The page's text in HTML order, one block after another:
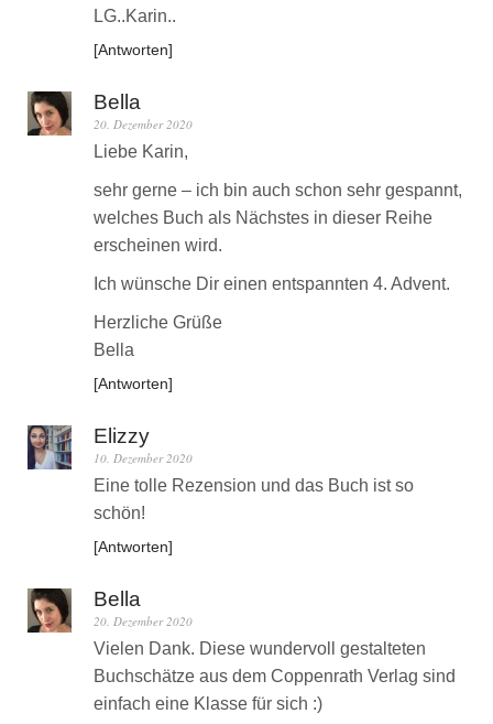
LG..Karin..
Antworten
Bella
20. Dezember 2020
Liebe Karin,
sehr gerne – ich bin auch schon sehr gespannt,
welches Buch als Nächstes in dieser Reihe
erscheinen wird.
Ich wünsche Dir einen entspannten 4. Advent.
Herzliche Grüße
Bella
Antworten
Elizzy
10. Dezember 2020
Eine tolle Rezension und das Buch ist so
schön!
Antworten
Bella
20. Dezember 2020
Vielen Dank. Diese wundervoll gestalteten
Buchschätze aus dem Coppenrath Verlag sind
einfach eine Klasse für sich :)